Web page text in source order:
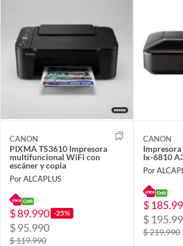
CANON
PIXMA TS3610 Impresora
multifuncional WiFi con
escáner y copia
Por ALCAPLUS
$ 89.990 -25%
$ 95.990
$ 119.990
CANON
Ix-6810
Por
$
$
$ 219.990